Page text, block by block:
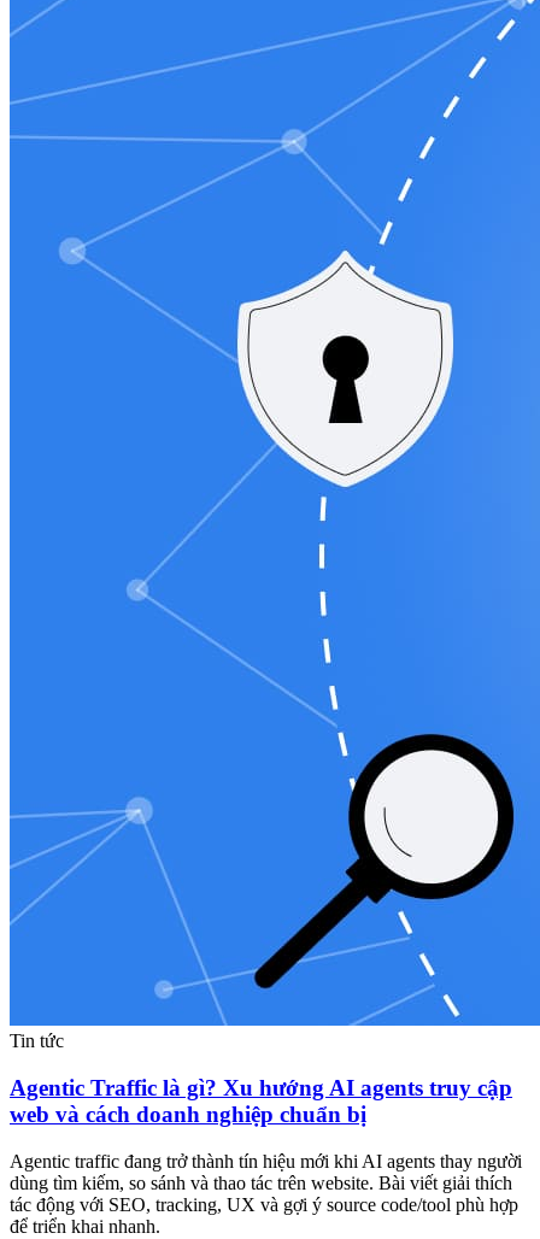
Tin tức
Agentic Traffic là gì? Xu hướng AI agents truy cập
web và cách doanh nghiệp chuẩn bị
Agentic traffic đang trở thành tín hiệu mới khi AI agents thay người
dùng tìm kiếm, so sánh và thao tác trên website. Bài viết giải thích
tác động với SEO, tracking, UX và gợi ý source code/tool phù hợp
để triển khai nhanh.